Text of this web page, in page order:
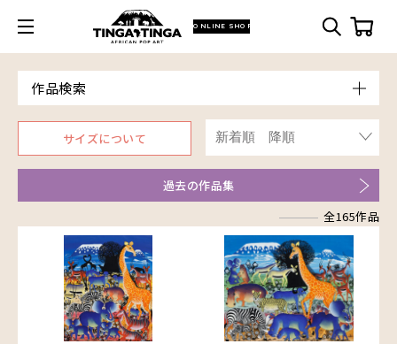
ONLINE SHOP
作品検索
Model
青空
朝焼け
家
イノシシ
イボイノシシ
イルカ
インパラ
サイズについて
過去の作品集
全165作品